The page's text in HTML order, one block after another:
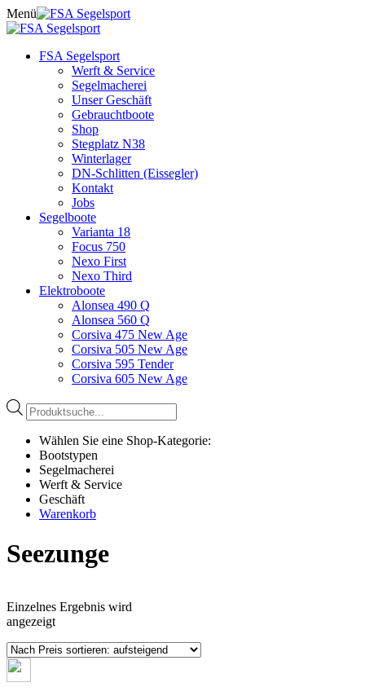
Skip
to
Menü
FSA Segelsport
Werft & Service
Segelmacherei
Unser Geschäft
Gebrauchtboote
Shop
Stegplatz N38
Winterlager
DN-Schlitten (Eissegler)
Kontakt
Jobs
Segelboote
Varianta 18
Focus 750
Nexo First
Nexo Third
Elektroboote
Alonsea 490 Q
Alonsea 560 Q
Corsiva 475 New Age
Corsiva 505 New Age
Corsiva 595 Tender
Corsiva 605 New Age
Products
search
Wählen Sie eine Shop-Kategorie:
Bootstypen
Segelmacherei
Werft & Service
Geschäft
Warenkorb
Seezunge
Einzelnes Ergebnis wird
angezeigt